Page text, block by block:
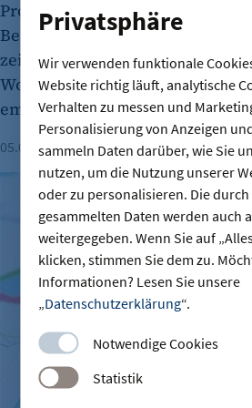
Privatsphäre
Wir verwenden funktionale
Website richtig läuft, analytische
Verhalten zu messen und
Personalisierung von Anzeigen
sammeln Daten darüber, wie Sie
nutzen, um die Nutzung unserer
oder zu personalisieren. Die
gesammelten Daten werden auch
weitergegeben. Wenn Sie auf
klicken, stimmen Sie dem zu.
Informationen? Lesen Sie unsere
„Datenschutzerklärung“.
Notwendige Cookies
Statistik
Problem blockiert zunehmend
Berliner Wohnungsmarkt den
zeigen aktuelle IHK-Umfragen
Wohnbedarfsstudie des
empirica.
05.08.2026 Lesezeit: 2 MinutenMilena
Mehr Arbeitslose in Berlin - Noch